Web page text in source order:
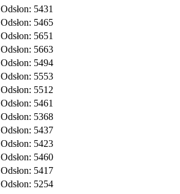
Odsłon: 5431
Odsłon: 5465
Odsłon: 5651
Odsłon: 5663
Odsłon: 5494
Odsłon: 5553
Odsłon: 5512
Odsłon: 5461
Odsłon: 5368
Odsłon: 5437
Odsłon: 5423
Odsłon: 5460
Odsłon: 5417
Odsłon: 5254